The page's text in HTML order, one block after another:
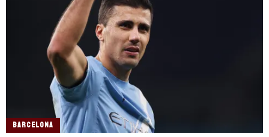
BARCELONA